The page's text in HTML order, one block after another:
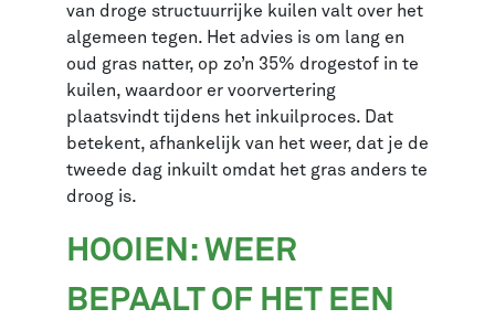
van droge structuurrijke kuilen valt over het
algemeen tegen. Het advies is om lang en
oud gras natter, op zo’n 35% drogestof in te
kuilen, waardoor er voorvertering
plaatsvindt tijdens het inkuilproces. Dat
betekent, afhankelijk van het weer, dat je de
tweede dag inkuilt omdat het gras anders te
droog is.
HOOIEN: WEER
BEPAALT OF HET EEN